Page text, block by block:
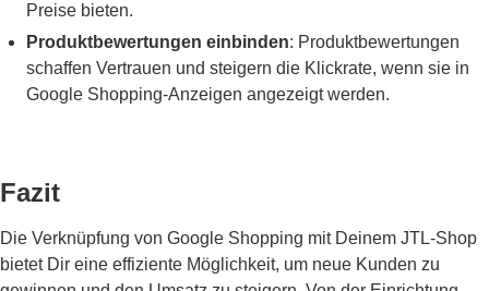
Preise bieten.
Produktbewertungen einbinden: Produktbewertungen
schaffen Vertrauen und steigern die Klickrate, wenn sie in
Google Shopping-Anzeigen angezeigt werden.
Fazit
Die Verknüpfung von Google Shopping mit Deinem JTL-Shop
bietet Dir eine effiziente Möglichkeit, um neue Kunden zu